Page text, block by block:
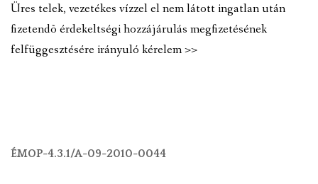
Üres telek, vezetékes vízzel el nem látott ingatlan után
fizetendõ érdekeltségi hozzájárulás megfizetésének
felfüggesztésére irányuló kérelem >>
ÉMOP-4.3.1/A-09-2010-0044